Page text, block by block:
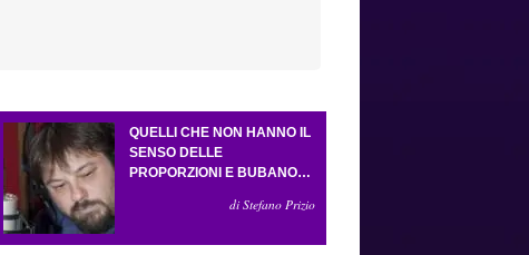
QUELLI CHE NON HANNO IL
SENSO DELLE
PROPORZIONI E BUBANO
di Stefano Prizio